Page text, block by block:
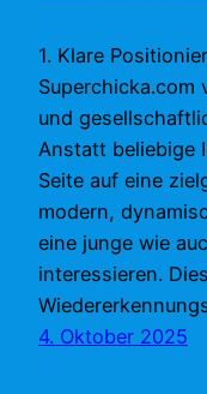
1. Klare
Superchicka.com
und
Anstatt beliebige
Seite auf eine
modern,
eine junge wie
interessieren.
4. Oktober 2025